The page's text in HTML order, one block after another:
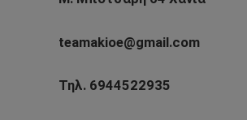
teamakioe@gmail.com
Τηλ. 6944522935